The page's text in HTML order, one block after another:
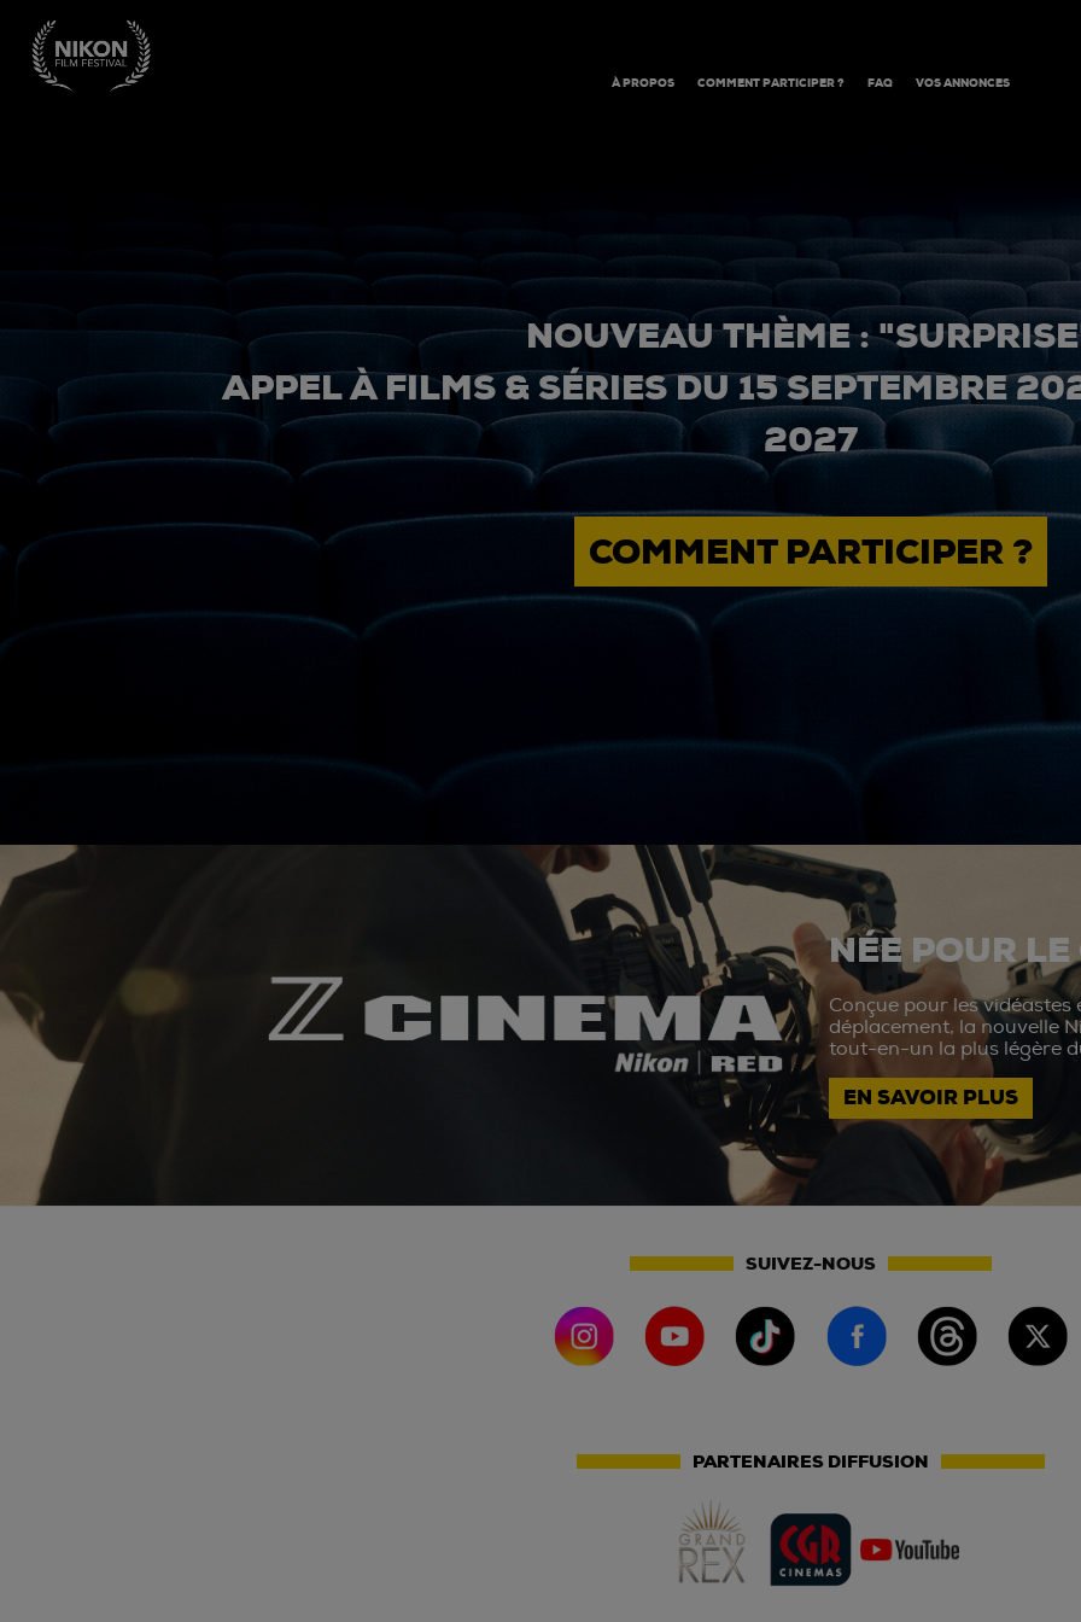
À PROPOS COMMENT PARTICIPER ? FAQ VOS ANNONCES
NOUVEAU THÈME :
APPEL À FILMS & SÉRIES DU 15 SEPTEMBRE
2027
COMMENT PARTICIPER ?
NÉE POUR
Conçue pour les vidéastes
déplacement, la nouvelle
tout-en-un la plus légère
EN SAVOIR PLUS
SUIVEZ-NOUS
PARTENAIRES DIFFUSION